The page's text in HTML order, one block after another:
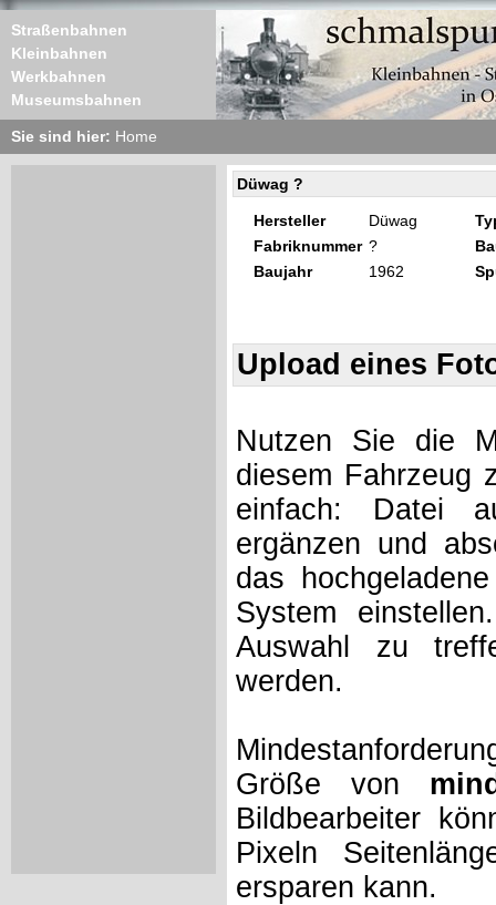
Straßenbahnen
Kleinbahnen
Werkbahnen
Museumsbahnen
Sie sind hier: Home
Düwag ?
Hersteller Düwag
Fabriknummer ?
Baujahr
1962
Upload eines
Nutzen Sie die
diesem Fahrzeug
einfach: Datei
ergänzen und
das
System
Auswahl zu
werden.
Größe von
Bildbearbeiter
Pixeln
ersparen kann.